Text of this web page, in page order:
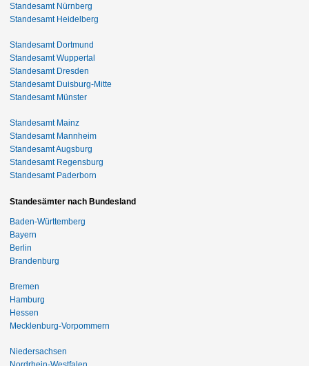
Standesamt Nürnberg
Standesamt Heidelberg
Standesamt Dortmund
Standesamt Wuppertal
Standesamt Dresden
Standesamt Duisburg-Mitte
Standesamt Münster
Standesamt Mainz
Standesamt Mannheim
Standesamt Augsburg
Standesamt Regensburg
Standesamt Paderborn
Standesämter nach Bundesland
Baden-Württemberg
Bayern
Berlin
Brandenburg
Bremen
Hamburg
Hessen
Mecklenburg-Vorpommern
Niedersachsen